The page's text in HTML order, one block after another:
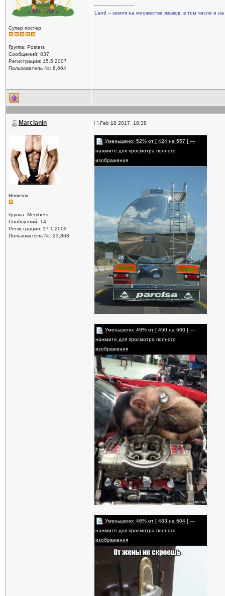
Супер постер
Группа: Posters
Сообщений: 837
Регистрация: 15.5.2007
Пользователь №: 6,664
--------------------
Land -- земля на множестве языков, в том числе и на
Marcianin Feb 18 2017, 18:38
Новичок
Группа: Members
Сообщений: 14
Регистрация: 17.1.2009
Пользователь №: 23,868
Уменьшено: 52% от [ 424 на 557 ] —
нажмите для просмотра полного
изображения
Уменьшено: 49% от [ 450 на 600 ] —
нажмите для просмотра полного
изображения
Уменьшено: 46% от [ 483 на 604 ] —
нажмите для просмотра полного
изображения